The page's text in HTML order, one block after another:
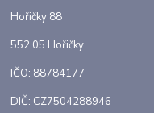
Hořičky 88
552 05 Hořičky
IČO: 88784177
DIČ: CZ7504288946